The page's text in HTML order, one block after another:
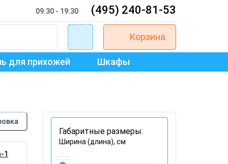
09:30 - 19:30 (495) 240-81-53
Корзина
для прихожей Шкафы
1
Габаритные размеры:
Ширина (длина), см